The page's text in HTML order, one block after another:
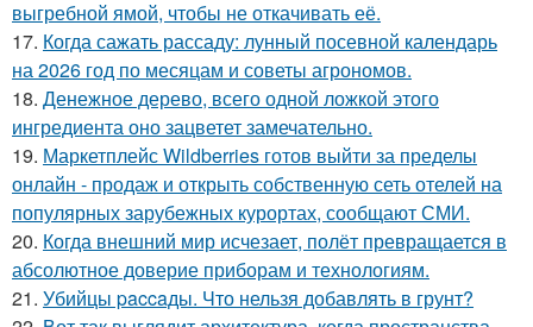
выгребной ямой, чтобы не откачивать её.
17. Когда сажать рассаду: лунный посевной календарь
на 2026 год по месяцам и советы агрономов.
18. Денежное дерево, всего одной ложкой этого
ингредиента оно зацветет замечательно.
19. Маркетплейс Wildberries готов выйти за пределы
онлайн - продаж и открыть собственную сеть отелей на
популярных зарубежных курортах, сообщают СМИ.
20. Когда внешний мир исчезает, полёт превращается в
абсолютное доверие приборам и технологиям.
21. Убийцы paccaды. Что нельзя добавлять в грунт?